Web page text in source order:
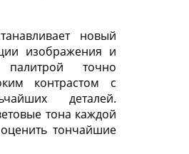
новый
изображения и
палитрой точно
контрастом с
деталей.
тона каждой
тончайшие